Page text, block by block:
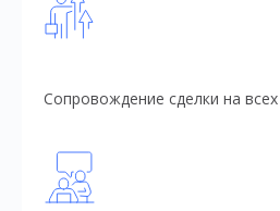
Сопровождение сделки на всех